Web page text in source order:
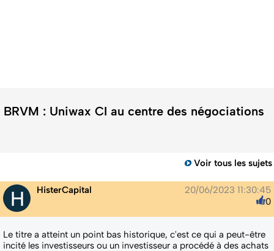
BRVM : Uniwax CI au centre des négociations
Voir tous les sujets
HisterCapital
20/06/2023 11:30:45
0
Le titre a atteint un point bas historique, c'est ce qui a peut-être
incité les investisseurs ou un investisseur a procédé à des achats